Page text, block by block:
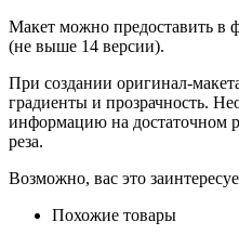
Макет можно предоставить в
(не выше 14 версии).
При создании оригинал-
градиенты и прозрачность.
информацию на достаточном
реза.
Возможно, вас это
Похожие товары